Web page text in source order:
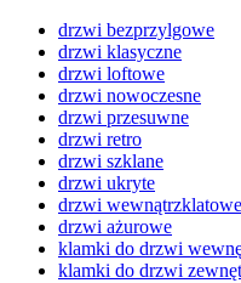
drzwi bezprzylgowe
drzwi klasyczne
drzwi loftowe
drzwi nowoczesne
drzwi przesuwne
drzwi retro
drzwi szklane
drzwi ukryte
drzwi wewnątrzklatowe
drzwi ażurowe
klamki do drzwi
klamki do drzwi